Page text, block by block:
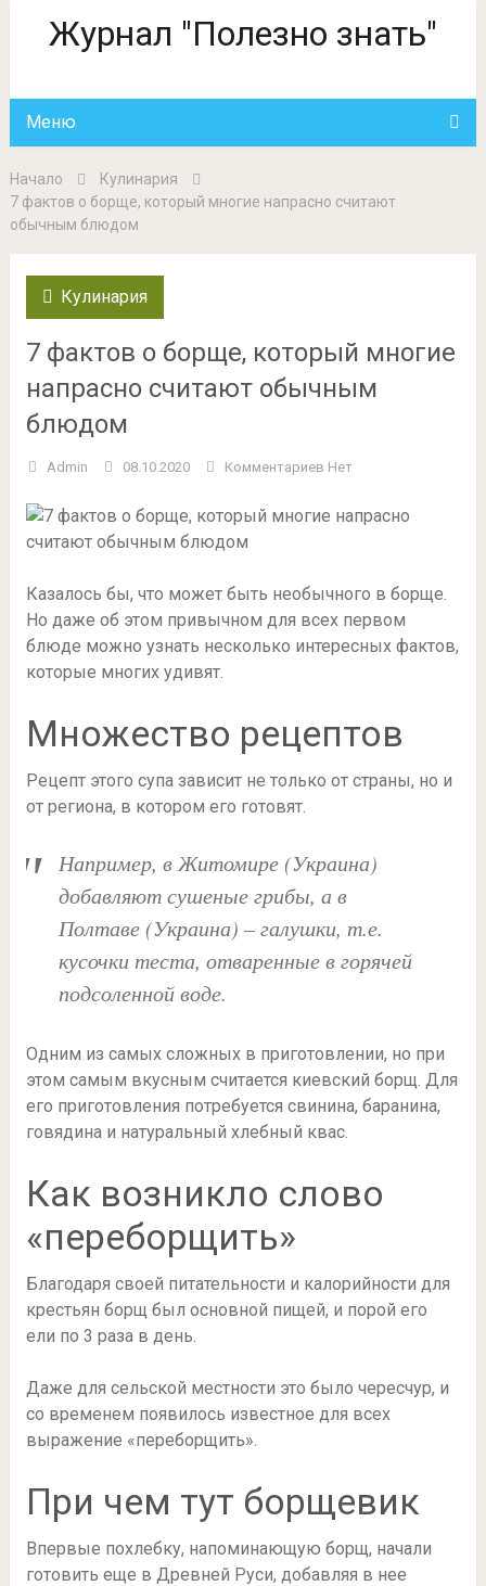
Журнал "Полезно знать"
Меню
Начало
Кулинария
7 фактов о борще, который многие напрасно считают
обычным блюдом
Кулинария
7 фактов о борще, который многие
напрасно считают обычным
блюдом
Admin 08.10.2020 Комментариев Нет
Казалось бы, что может быть необычного в борще.
Но даже об этом привычном для всех первом
блюде можно узнать несколько интересных фактов,
которые многих удивят.
Множество рецептов
Рецепт этого супа зависит не только от страны, но и
от региона, в котором его готовят.
Например, в Житомире (Украина)
добавляют сушеные грибы, а в
Полтаве (Украина) – галушки, т.е.
кусочки теста, отваренные в горячей
подсоленной воде.
Одним из самых сложных в приготовлении, но при
этом самым вкусным считается киевский борщ. Для
его приготовления потребуется свинина, баранина,
говядина и натуральный хлебный квас.
Как возникло слово
«переборщить»
Благодаря своей питательности и калорийности для
крестьян борщ был основной пищей, и порой его
ели по 3 раза в день.
Даже для сельской местности это было чересчур, и
со временем появилось известное для всех
выражение «переборщить».
При чем тут борщевик
Впервые похлебку, напоминающую борщ, начали
готовить еще в Древней Руси, добавляя в нее